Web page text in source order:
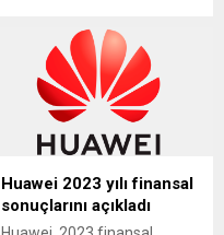
tasarlanan liderlik ve yapay
zekâ gelişim programını
başarıyla tamamladı. Koç
Üniversitesi iş birliğiyle
yürütülen program; strateji,
veri bilimi, inovasyon ve
modülden oluştu. Her biri
alanında uzman eğitmenler
tarafından gerçekleştirilen
Huawei 2023 yılı finansal
sonuçlarını açıkladı